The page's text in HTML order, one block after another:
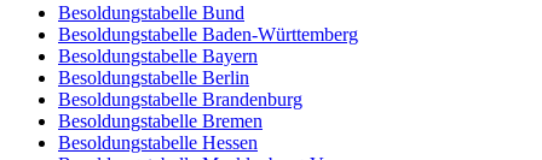
Besoldungstabelle Bund
Besoldungstabelle Baden-Württemberg
Besoldungstabelle Bayern
Besoldungstabelle Berlin
Besoldungstabelle Brandenburg
Besoldungstabelle Bremen
Besoldungstabelle Hessen